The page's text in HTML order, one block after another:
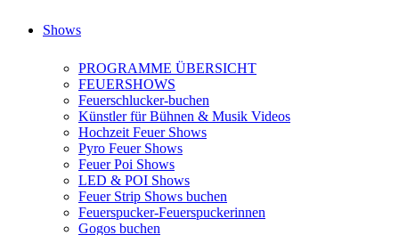
Shows
PROGRAMME ÜBERSICHT
FEUERSHOWS
Feuerschlucker-buchen
Künstler für Bühnen & Musik Videos
Hochzeit Feuer Shows
Pyro Feuer Shows
Feuer Poi Shows
LED & POI Shows
Feuer Strip Shows buchen
Feuerspucker-Feuerspuckerinnen
Gogos buchen